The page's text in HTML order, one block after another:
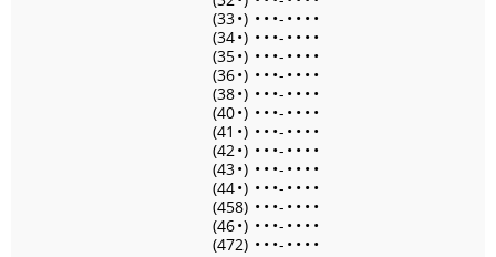
(33•) • • •- • • • •
(34•) • • •- • • • •
(35•) • • •- • • • •
(36•) • • •- • • • •
(38•) • • •- • • • •
(40•) • • •- • • • •
(41 •) • • •- • • • •
(42•) • • •- • • • •
(43•) • • •- • • • •
(44•) • • •- • • • •
(458) • • •- • • • •
(46•) • • •- • • • •
(472) • • •- • • • •